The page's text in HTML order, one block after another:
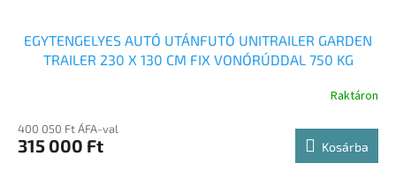
EGYTENGELYES AUTÓ UTÁNFUTÓ UNITRAILER GARDEN
TRAILER 230 X 130 CM FIX VONÓRÚDDAL 750 KG
Raktáron
400 050 Ft ÁFA-val
315 000 Ft Kosárba